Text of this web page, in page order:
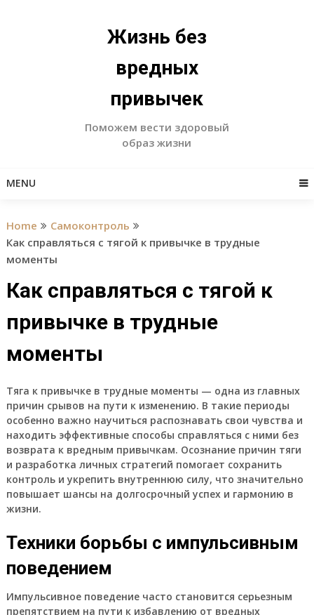
Жизнь без
вредных
привычек
Поможем вести здоровый
образ жизни
MENU
Home
Самоконтроль
Как справляться с тягой к привычке в трудные
моменты
Как справляться с тягой к
привычке в трудные
моменты
Тяга к привычке в трудные моменты — одна из главных
причин срывов на пути к изменению. В такие периоды
особенно важно научиться распознавать свои чувства и
находить эффективные способы справляться с ними без
возврата к вредным привычкам. Осознание причин тяги
и разработка личных стратегий помогает сохранить
контроль и укрепить внутреннюю силу, что значительно
повышает шансы на долгосрочный успех и гармонию в
жизни.
Техники борьбы с импульсивным
поведением
Импульсивное поведение часто становится серьезным
препятствием на пути к избавлению от вредных